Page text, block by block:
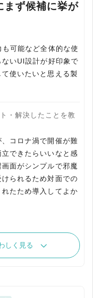
まず候補に挙が
可能など全体的な使
いUI設計が好印象で
使いたいと思える製
・解決したことを教
コロナ渦で開催が難
できたらいいなと感
面がシンプルで邪魔
られるため対面での
たため導入してよか
しく見る